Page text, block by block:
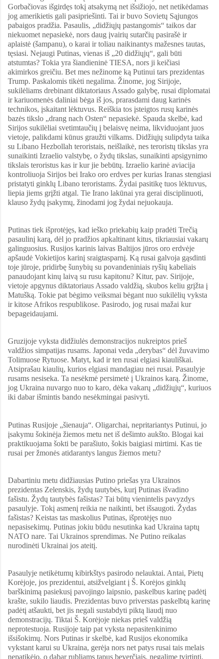
Gorbačiovas išgirdęs tokį atsakymą net išsižiojo, net netikėdamas
jog amerikietis gali pasipriešinti. Tai ir buvo Sovietų Sąjungos
pabaigos pradžia. Pasaulis, „didžiųjų pastangomis“ taikos dar
niekuomet nepasiekė, nors daug įvairių sutarčių pasirašė ir
aplaistė (šampanu), o karai ir toliau naikinantys mažesnes tautas,
tęsiasi. Nejaugi Putinas, vienas iš „20 didžiųjų“, gali būti
atstumtas? Tokia yra šiandieninė TIESA, nors ji keičiasi
akimirkos greičiu. Bet mes nežinome ką Putinui tars prezidentas
Trump. Paskalomis tikėti negalima. Žinome, jog Sirijoje,
sukilėliams drebinant diktatoriaus Assado galybę, rusai diplomatai
ir kariuomenės daliniai bėga iš jos, prarasdami daug karinės
technikos, įskaitant lėktuvus. Reiškia tos įsteigtos rusų karinės
bazės tikslo „drang nach Osten“ nepasiekė. Spauda skelbė, kad
Sirijos sukilėliai svetimtaučių į belaisvę neima, likviduojant juos
vietoje, palikdami kūnus graužti vilkams. Didžiųjų sulipdyta taika
su Libano Hezbollah teroristais, neišlaikė, nes teroristų tikslas yra
sunaikinti Izraelio valstybę, o žydų tikslas, sunaikinti apsigynimo
tikslais teroristus kas ir kur jie bebūtų. Izraelio karinė aviacija
kontroliuoja Sirijos bei Irako oro erdves per kurias Iranas stengiasi
pristatyti ginklų Libano teroristams. Žydai pasitikę tuos lėktuvus,
liepia jiems grįžti atgal. Tie Irano lakūnai yra gerai disciplinuoti,
klauso žydų įsakymų, žinodami jog žydai nejuokauja.
Putinas tiek išprotėjęs, kad ieško priekabių kaip pradėti Trečią
pasaulinį karą, dėl jo pradžios apkaltinant kitus, tikriausiai vakarų
galinguosius. Rusijos karinis laivas Baltijos jūros oro erdvėje
apšaudė Vokietijos karinį sraigtasparnį. Ką rusai galvoja gąsdinti
toje jūroje, pridirbę šunybių su povandeniniais ryšių kabeliais
panaudojant kinų laivą su rusu kapitonu? Kitur, pav. Sirijoje,
vietoje apgynus diktatoriaus Assado valdžią, skubos keliu grįžta į
Matušką. Tokie pat bėgimo veiksmai bėgant nuo sukilėlių vyksta
ir kitose Afrikos respublikose. Pasirodo, jog rusai mažai kur
bepageidaujami.
Gruzijoje vyksta didžiulės demonstracijos nukreiptos prieš
valdžios simpatijas rusams. Japonai veda „derybas“ dėl žuvavimo
Tolimuose Rytuose. Matyt, kad ir ten rusai elgiasi kiauliškai.
Atsiprašau kiaulių, kurios elgiasi mandagiau nei rusai. Pasaulyje
rusams nesiseka. Ta nesėkmė persimetė į Ukrainos karą. Žinome,
jog Ukraina nuvargo nuo to karo, dėka vakarų „didžiųjų“, kuriuos
iki dabar išmintis bando nesėkmingai pasivyti.
Putinas Rusijoje „šienauja“. Oligarchai, nepritariantys Putinui, jo
įsakymu šokinėja žiemos metu net iš dešimto aukšto. Blogai kai
praktikuojama šokti be parašiuto, šokis baigiasi mirtimi. Kas tie
rusai per žmonės atidarantys langus žiemos metu?
Dabartiniu metu didžiausias Putino priešas yra Ukrainos
prezidentas Zelenskis, žydų tautybės, kurį Putinas išvadino
fašistu. Žydų tautybės fašistas? Tai būtų vienintelis pavyzdys
pasaulyje. Tokį asmenį reikia ne naikinti, bet išsaugoti. Žydas
fašistas? Keistas tas maskolius Putinas, išprotėjęs nuo
nepasisekimų. Putinas jokiu būdu nesutinka kad Ukraina taptų
NATO nare. Tai Ukrainos sprendimas. Ne Putino reikalas
nurodinėti Ukrainai jos ateitį.
Pasaulyje netikėtumų kibirkštys pasirodo nelauktai. Antai, Pietų
Korėjoje, jos prezidentui, atsižvelgiant į Š. Korėjos ginklų
barškinimą pasiekusį pavojingo laipsnio, paskelbus karinę padėtį
krašte, sukilo liaudis. Prezidentas buvo priverstas paskelbtą karinę
padėtį atšaukti, bet jis negali sustabdyti piktą liaudį nuo
demonstracijų. Tiktai Š. Korėjoje niekas prieš valdžią
neprotestuoja. Rusijoje taip pat vyksta nepasitenkinimo
išsišokimų. Nors Putinas ir skelbė, kad Rusijos ekonomika
vykstant karui su Ukraina, gerėja nors net patys rusai tais melais
nepatikėjo, o dabar rubliams tapus beverčiais, negalime tvirtinti,